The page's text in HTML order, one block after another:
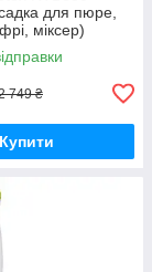
для пюре,
міксер)
749 ₴
Купити